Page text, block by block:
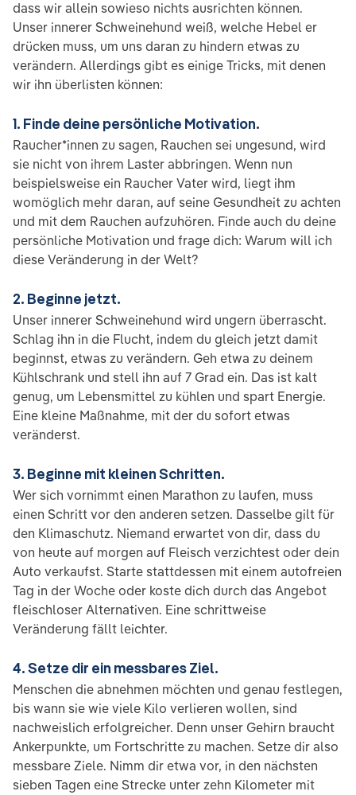
dass wir allein sowieso nichts ausrichten können.
Unser innerer Schweinehund weiß, welche Hebel er
drücken muss, um uns daran zu hindern etwas zu
verändern. Allerdings gibt es einige Tricks, mit denen
wir ihn überlisten können:
1. Finde deine persönliche Motivation.
Raucher*innen zu sagen, Rauchen sei ungesund, wird
sie nicht von ihrem Laster abbringen. Wenn nun
beispielsweise ein Raucher Vater wird, liegt ihm
womöglich mehr daran, auf seine Gesundheit zu achten
und mit dem Rauchen aufzuhören. Finde auch du deine
persönliche Motivation und frage dich: Warum will ich
diese Veränderung in der Welt?
2. Beginne jetzt.
Unser innerer Schweinehund wird ungern überrascht.
Schlag ihn in die Flucht, indem du gleich jetzt damit
beginnst, etwas zu verändern. Geh etwa zu deinem
Kühlschrank und stell ihn auf 7 Grad ein. Das ist kalt
genug, um Lebensmittel zu kühlen und spart Energie.
Eine kleine Maßnahme, mit der du sofort etwas
veränderst.
3. Beginne mit kleinen Schritten.
Wer sich vornimmt einen Marathon zu laufen, muss
einen Schritt vor den anderen setzen. Dasselbe gilt für
den Klimaschutz. Niemand erwartet von dir, dass du
von heute auf morgen auf Fleisch verzichtest oder dein
Auto verkaufst. Starte stattdessen mit einem autofreien
Tag in der Woche oder koste dich durch das Angebot
fleischloser Alternativen. Eine schrittweise
Veränderung fällt leichter.
4. Setze dir ein messbares Ziel.
Menschen die abnehmen möchten und genau festlegen,
bis wann sie wie viele Kilo verlieren wollen, sind
nachweislich erfolgreicher. Denn unser Gehirn braucht
Ankerpunkte, um Fortschritte zu machen. Setze dir also
messbare Ziele. Nimm dir etwa vor, in den nächsten
sieben Tagen eine Strecke unter zehn Kilometer mit